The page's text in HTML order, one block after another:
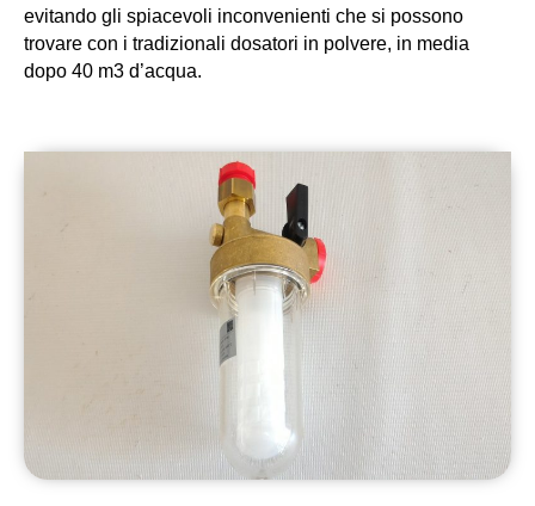
evitando gli spiacevoli inconvenienti che si possono
trovare con i tradizionali dosatori in polvere, in media
dopo 40 m3 d’acqua.